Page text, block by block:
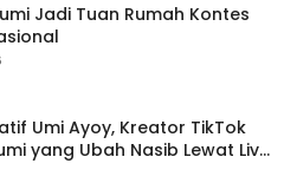
Jadi Tuan Rumah Kontes
Umi Ayoy, Kreator TikTok
yang Ubah Nasib Lewat Live